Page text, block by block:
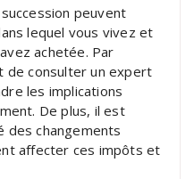
peuvent
lequel vous vivez et
achetée. Par
de consulter un expert
les implications
De plus, il est
changements
affecter ces impôts et